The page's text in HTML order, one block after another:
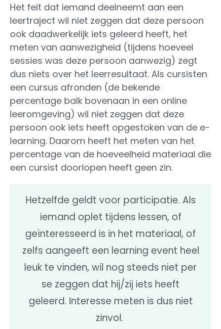
Het feit dat iemand deelneemt aan een
leertraject wil niet zeggen dat deze persoon
ook daadwerkelijk iets geleerd heeft, het
meten van aanwezigheid (tijdens hoeveel
sessies was deze persoon aanwezig) zegt
dus niets over het leerresultaat. Als cursisten
een cursus afronden (de bekende
percentage balk bovenaan in een online
leeromgeving) wil niet zeggen dat deze
persoon ook iets heeft opgestoken van de e-
learning. Daarom heeft het meten van het
percentage van de hoeveelheid materiaal die
een cursist doorlopen heeft geen zin.
Hetzelfde geldt voor participatie. Als
iemand oplet tijdens lessen, of
geïnteresseerd is in het materiaal, of
zelfs aangeeft een learning event heel
leuk te vinden, wil nog steeds niet per
se zeggen dat hij/zij iets heeft
geleerd. Interesse meten is dus niet
zinvol.